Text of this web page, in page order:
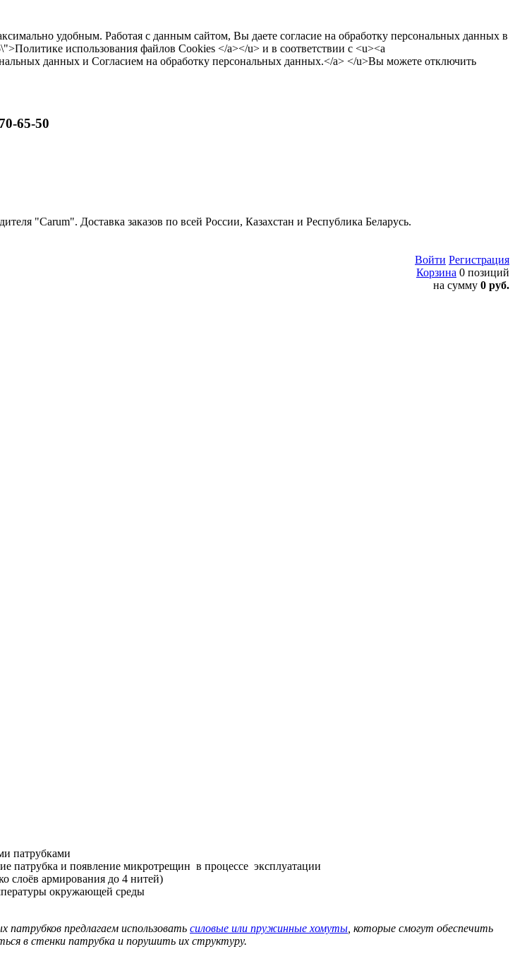
удобным. Работая с данным сайтом, Вы даете согласие на обработку персональных данных в
использования файлов Cookies </a></u> и в соответствии с <u><a
данных и Согласием на обработку персональных данных.</a> </u>Вы можете отключить
65-50
"Carum". Доставка заказов по всей России, Казахстан и Республика Беларусь.
Войти Регистрация
Корзина 0 позиций
на сумму 0 руб.
патрубками
патрубка и появление микротрещин в процессе эксплуатации
слоёв армирования до 4 нитей)
окружающей среды
предлагаем использовать силовые или пружинные хомуты , которые смогут обеспечить
в стенки патрубка и порушить их структуру.